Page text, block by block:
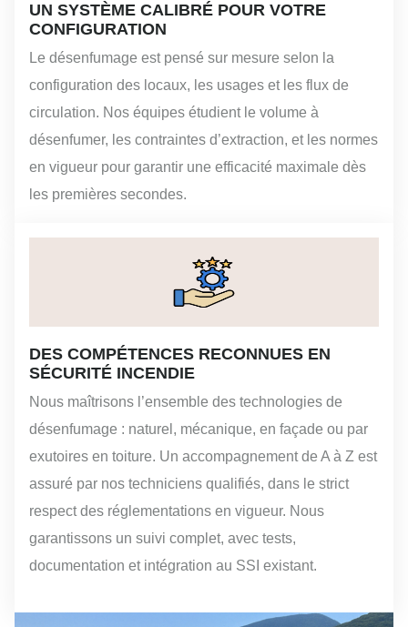
UN SYSTÈME CALIBRÉ POUR VOTRE
CONFIGURATION
Le désenfumage est pensé sur mesure selon la
configuration des locaux, les usages et les flux de
circulation. Nos équipes étudient le volume à
désenfumer, les contraintes d’extraction, et les normes
en vigueur pour garantir une efficacité maximale dès
les premières secondes.
DES COMPÉTENCES RECONNUES EN
SÉCURITÉ INCENDIE
Nous maîtrisons l’ensemble des technologies de
désenfumage : naturel, mécanique, en façade ou par
exutoires en toiture. Un accompagnement de A à Z est
assuré par nos techniciens qualifiés, dans le strict
respect des réglementations en vigueur. Nous
garantissons un suivi complet, avec tests,
documentation et intégration au SSI existant.